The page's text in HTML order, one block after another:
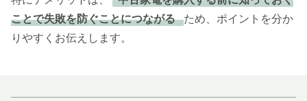
ことで失敗を防ぐことにつながる ため、ポイントを分か
りやすくお伝えします。